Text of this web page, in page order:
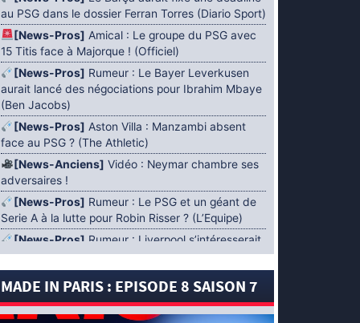
au PSG dans le dossier Ferran Torres (Diario Sport)
[News-Pros] Amical : Le groupe du PSG avec
15 Titis face à Majorque ! (Officiel)
[News-Pros] Rumeur : Le Bayer Leverkusen
aurait lancé des négociations pour Ibrahim Mbaye
(Ben Jacobs)
[News-Pros] Aston Villa : Manzambi absent
face au PSG ? (The Athletic)
[News-Anciens] Vidéo : Neymar chambre ses
adversaires !
[News-Pros] Rumeur : Le PSG et un géant de
Serie A à la lutte pour Robin Risser ? (L’Equipe)
[News-Pros] Rumeur : Liverpool s’intéresserait
à Ibrahim Mbaye en plus de Bradley Barcola
(Fabrizio Romano)
[News-Pros]Rumeur : Accord contractuel
trouvé entre le PSG et Mika Godts (Fabrizio
MADE IN PARIS : EPISODE 8 SAISON 7